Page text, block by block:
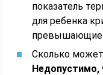
показатель
для ребенка
превышающие
Сколько
Недопустимо,